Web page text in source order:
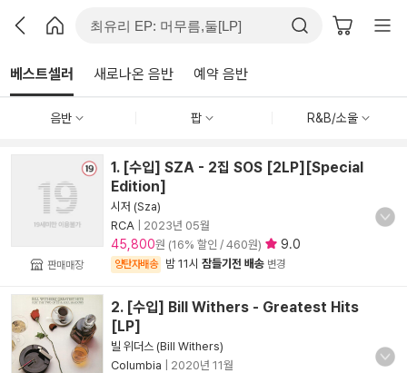
베스트셀러 새로나온 음반 예약 음반
음반 팝 R&B/소울
판매매장
1. [수입] SZA - 2집 SOS [2LP][Special
Edition]
시저 (Sza)
RCA
2023년 05월
45,800원 (16% 할인 / 460원) 9.0
양탄자배송 밤 11시 잠들기전 배송 변경
2. [수입] Bill Withers - Greatest Hits
[LP]
빌 위더스 (Bill Withers)
Columbia
2020년 11월